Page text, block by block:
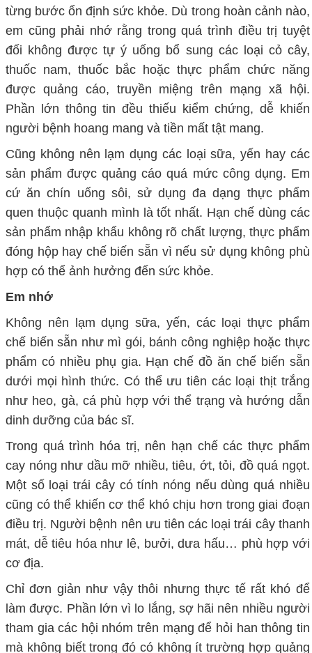
từng bước ổn định sức khỏe. Dù trong hoàn cảnh nào,
em cũng phải nhớ rằng trong quá trình điều trị tuyệt
đối không được tự ý uống bổ sung các loại cỏ cây,
thuốc nam, thuốc bắc hoặc thực phẩm chức năng
được quảng cáo, truyền miệng trên mạng xã hội.
Phần lớn thông tin đều thiếu kiểm chứng, dễ khiến
người bệnh hoang mang và tiền mất tật mang.
Cũng không nên lạm dụng các loại sữa, yến hay các
sản phẩm được quảng cáo quá mức công dụng. Em
cứ ăn chín uống sôi, sử dụng đa dạng thực phẩm
quen thuộc quanh mình là tốt nhất. Hạn chế dùng các
sản phẩm nhập khẩu không rõ chất lượng, thực phẩm
đóng hộp hay chế biến sẵn vì nếu sử dụng không phù
hợp có thể ảnh hưởng đến sức khỏe.
Em nhớ
Không nên lạm dụng sữa, yến, các loại thực phẩm
chế biến sẵn như mì gói, bánh công nghiệp hoặc thực
phẩm có nhiều phụ gia. Hạn chế đồ ăn chế biến sẵn
dưới mọi hình thức. Có thể ưu tiên các loại thịt trắng
như heo, gà, cá phù hợp với thể trạng và hướng dẫn
dinh dưỡng của bác sĩ.
Trong quá trình hóa trị, nên hạn chế các thực phẩm
cay nóng như dầu mỡ nhiều, tiêu, ớt, tỏi, đồ quá ngọt.
Một số loại trái cây có tính nóng nếu dùng quá nhiều
cũng có thể khiến cơ thể khó chịu hơn trong giai đoạn
điều trị. Người bệnh nên ưu tiên các loại trái cây thanh
mát, dễ tiêu hóa như lê, bưởi, dưa hấu… phù hợp với
cơ địa.
Chỉ đơn giản như vậy thôi nhưng thực tế rất khó để
làm được. Phần lớn vì lo lắng, sợ hãi nên nhiều người
tham gia các hội nhóm trên mạng để hỏi han thông tin
mà không biết trong đó có không ít trường hợp quảng